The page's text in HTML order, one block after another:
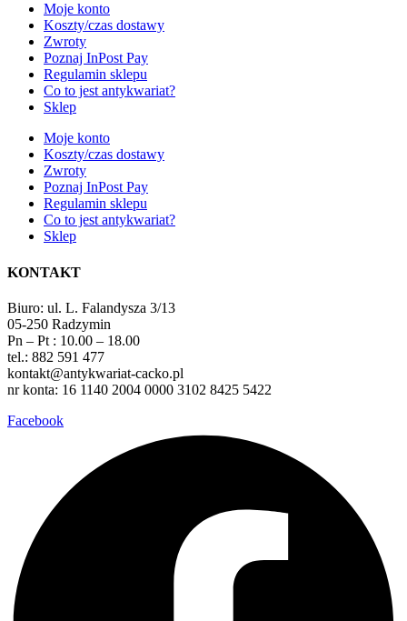
Moje konto
Koszty/czas dostawy
Zwroty
Poznaj InPost Pay
Regulamin sklepu
Co to jest antykwariat?
Sklep
Moje konto
Koszty/czas dostawy
Zwroty
Poznaj InPost Pay
Regulamin sklepu
Co to jest antykwariat?
Sklep
KONTAKT
Biuro: ul. L. Falandysza 3/13
05-250 Radzymin
Pn – Pt : 10.00 – 18.00
tel.: 882 591 477
kontakt@antykwariat-cacko.pl
nr konta: 16 1140 2004 0000 3102 8425 5422
Facebook